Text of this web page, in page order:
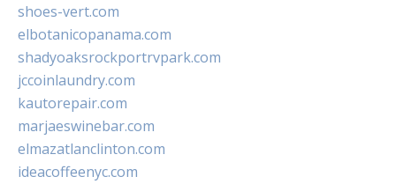
shoes-vert.com
elbotanicopanama.com
shadyoaksrockportrvpark.com
jccoinlaundry.com
kautorepair.com
marjaeswinebar.com
elmazatlanclinton.com
ideacoffeenyc.com